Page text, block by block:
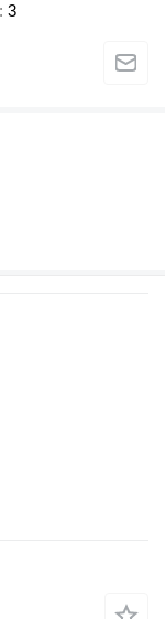
3